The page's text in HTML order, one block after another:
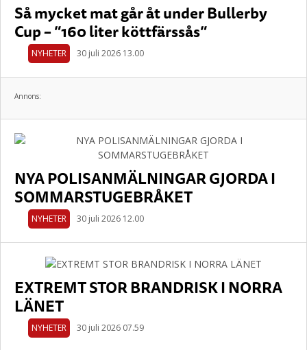
Så mycket mat går åt under Bullerby
Cup – ”160 liter köttfärssås”
NYHETER 30 juli 2026 13.00
Annons:
NYA POLISANMÄLNINGAR GJORDA I
SOMMARSTUGEBRÅKET
NYHETER 30 juli 2026 12.00
EXTREMT STOR BRANDRISK I NORRA
LÄNET
NYHETER 30 juli 2026 07.59